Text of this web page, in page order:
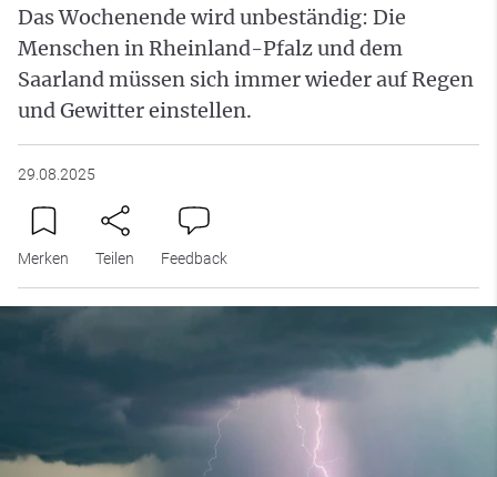
Das Wochenende wird unbeständig: Die
Menschen in Rheinland-Pfalz und dem
Saarland müssen sich immer wieder auf Regen
und Gewitter einstellen.
29.08.2025
Merken Teilen Feedback